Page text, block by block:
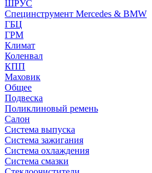
ШРУС
Специнструмент Mercedes & BMW
ГБЦ
ГРМ
Климат
Коленвал
КПП
Маховик
Общее
Подвеска
Поликлиновый ремень
Салон
Система выпуска
Система зажигания
Система охлаждения
Система смазки